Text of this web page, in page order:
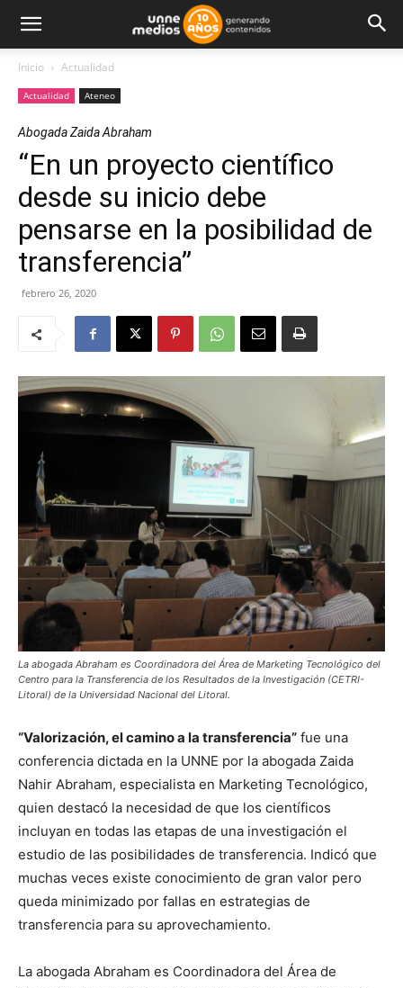
Inicio Actualidad
Actualidad Ateneo
Abogada Zaida Abraham
“En un proyecto científico
desde su inicio debe
pensarse en la posibilidad de
transferencia”
febrero 26, 2020
La abogada Abraham es Coordinadora del Área de Marketing Tecnológico del
Centro para la Transferencia de los Resultados de la Investigación (CETRI-
Litoral) de la Universidad Nacional del Litoral.
“Valorización, el camino a la transferencia” fue una
conferencia dictada en la UNNE por la abogada Zaida
Nahir Abraham, especialista en Marketing Tecnológico,
quien destacó la necesidad de que los científicos
incluyan en todas las etapas de una investigación el
estudio de las posibilidades de transferencia. Indicó que
muchas veces existe conocimiento de gran valor pero
queda minimizado por fallas en estrategias de
transferencia para su aprovechamiento.
La abogada Abraham es Coordinadora del Área de